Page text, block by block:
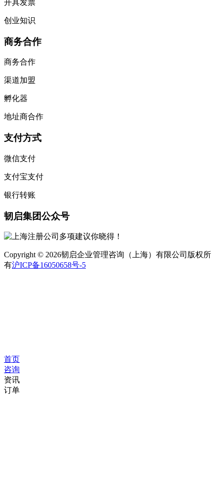
开具发票
创业知识
商务合作
商务合作
渠道加盟
孵化器
地址商合作
支付方式
微信支付
支付宝支付
银行转账
韧启集团公众号
Copyright © 2026韧启企业管理咨询（上海）有限公司版权所
有沪ICP备16050658号-5
首页
咨询
资讯
订单